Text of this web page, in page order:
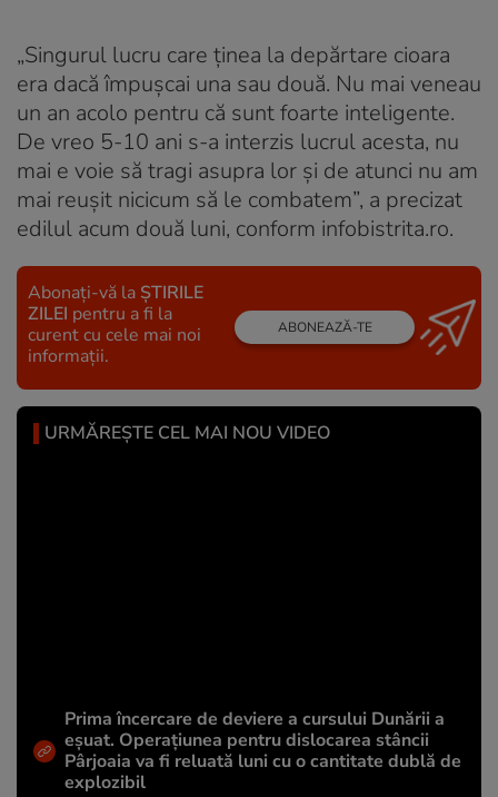
„Singurul lucru care ținea la depărtare cioara
era dacă împușcai una sau două. Nu mai veneau
un an acolo pentru că sunt foarte inteligente.
De vreo 5-10 ani s-a interzis lucrul acesta, nu
mai e voie să tragi asupra lor și de atunci nu am
mai reușit nicicum să le combatem”, a precizat
edilul acum două luni, conform infobistrita.ro.
Abonați-vă la ȘTIRILE
ZILEI pentru a fi la
curent cu cele mai noi
informații.
ABONEAZĂ-TE
URMĂREȘTE CEL MAI NOU VIDEO
Prima încercare de deviere a cursului Dunării a
eșuat. Operațiunea pentru dislocarea stâncii
Pârjoaia va fi reluată luni cu o cantitate dublă de
explozibil